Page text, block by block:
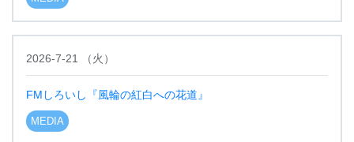
2026-7-21 （火 ）
FMしろいし『風輪の紅白への花道』
MEDIA